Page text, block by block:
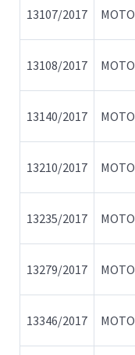
13107/2017 MOTO
13108/2017 MOTO
13140/2017 MOTO
13210/2017 MOTO
13235/2017 MOTO
13279/2017 MOTO
13346/2017 MOTO